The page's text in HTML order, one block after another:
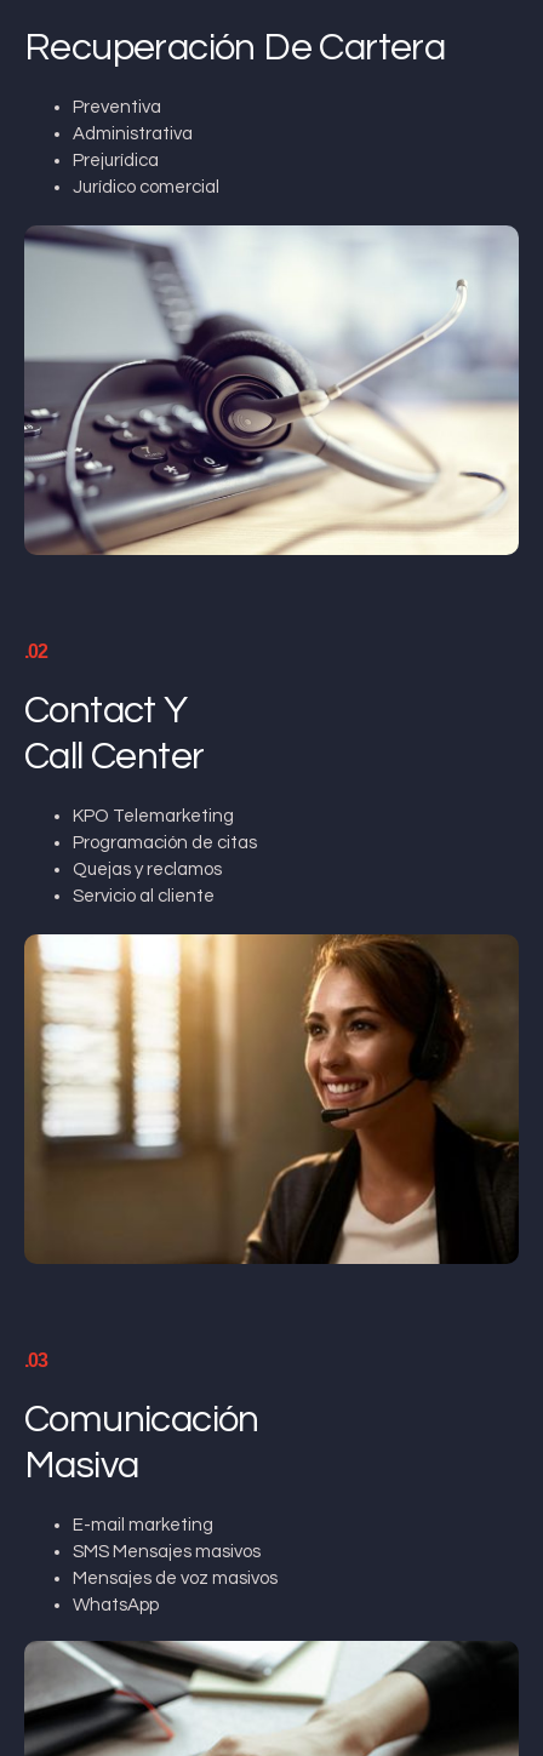
Recuperación De Cartera
Preventiva
Administrativa
Prejurídica
Jurídico comercial
.02
Contact Y
Call Center
KPO Telemarketing
Programación de citas
Quejas y reclamos
Servicio al cliente
.03
Comunicación
Masiva
E-mail marketing
SMS Mensajes masivos
Mensajes de voz masivos
WhatsApp